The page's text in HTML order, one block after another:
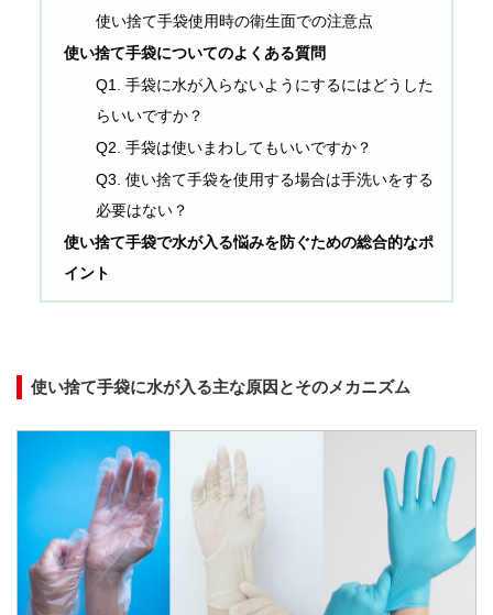
使い捨て手袋使用時の衛生面での注意点
使い捨て手袋についてのよくある質問
Q1. 手袋に水が入らないようにするにはどうした
らいいですか？
Q2. 手袋は使いまわしてもいいですか？
Q3. 使い捨て手袋を使用する場合は手洗いをする
必要はない？
使い捨て手袋で水が入る悩みを防ぐための総合的なポ
イント
使い捨て手袋に水が入る主な原因とそのメカニズム